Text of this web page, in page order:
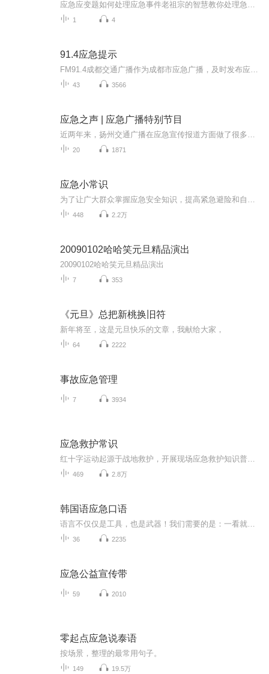
1 4
91.4应急提示
43 3566
应急之声 | 应急广播特别节目
20 1871
应急小常识
448 2.2万
20090102哈哈笑元旦精品演出
20090102哈哈笑元旦精品演出
7 353
《元旦》总把新桃换旧符
新年将至，这是元旦快乐的文章，我献给大家，
64 2222
事故应急管理
7 3934
应急救护常识
469 2.8万
韩国语应急口语
36 2235
应急公益宣传带
59 2010
零起点应急说泰语
按场景，整理的最常用句子。
149 19.5万